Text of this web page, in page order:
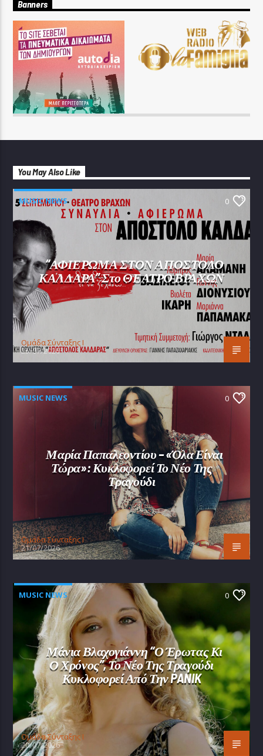
Banners
You May Also Like
MUSIC NEWS 0
“ΑΦΙΕΡΩΜΑ ΣΤΟΝ ΑΠΟΣΤΟΛΟ
ΚΑΛΔΑΡΑ” Στο ΘΕΑΤΡΟ ΒΡΑΧΩΝ
Oμάδα Σύνταξης Ι
25/07/2026
MUSIC NEWS 0
Μαρία Παπαλεοντίου – «Όλα Είναι
Τώρα»: Κυκλοφορεί Το Νέο Της
Τραγούδι
Oμάδα Σύνταξης Ι
21/07/2026
MUSIC NEWS 0
Μάνια Βλαχογιάννη “Ο Έρωτας Κι
Ο Χρόνος”, Το Νέο Της Τραγούδι
Κυκλοφορεί Από Την PANIK
Oμάδα Σύνταξης Ι
20/07/2026